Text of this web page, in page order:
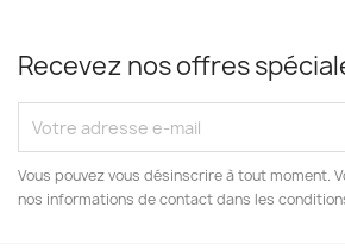
Recevez nos offres
Vous pouvez vous désinscrire à tout moment.
nos informations de contact dans les